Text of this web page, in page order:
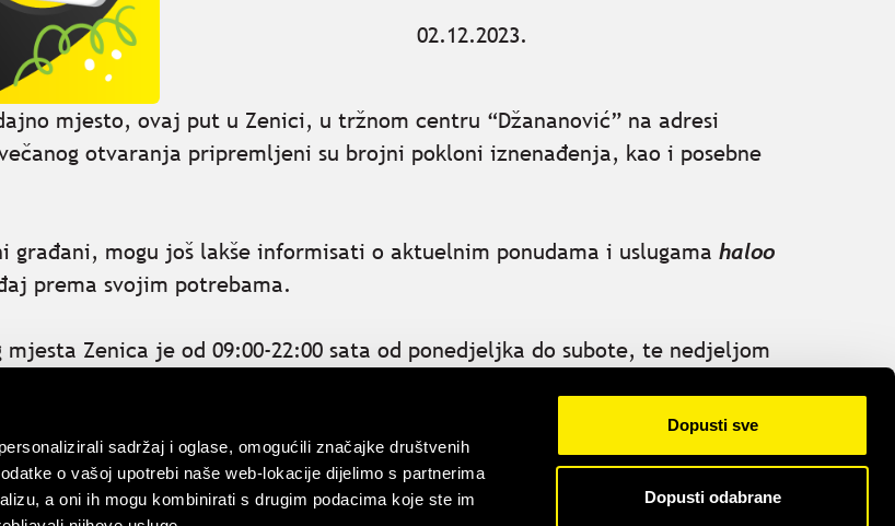
sadržaj i oglase, omogućili značajke društvenih
o vašoj upotrebi naše web-lokacije dijelimo s partnerima
a oni ih mogu kombinirati s drugim podacima koje ste im
Dopusti sve
Dopusti odabrane
02.12.2023.
mjesto, ovaj put u Zenici, u tržnom centru “Džananović” na adresi
otvaranja pripremljeni su brojni pokloni iznenađenja, kao i posebne
građani, mogu još lakše informisati o aktuelnim ponudama i uslugama haloo
prema svojim potrebama.
mjesta Zenica je od 09:00-22:00 sata od ponedjeljka do subote, te nedjeljom